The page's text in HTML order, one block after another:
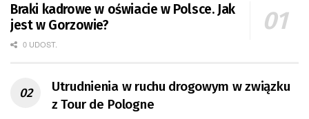
Braki kadrowe w oświacie w Polsce. Jak
jest w Gorzowie?
0 UDOST.
Utrudnienia w ruchu drogowym w związku
z Tour de Pologne